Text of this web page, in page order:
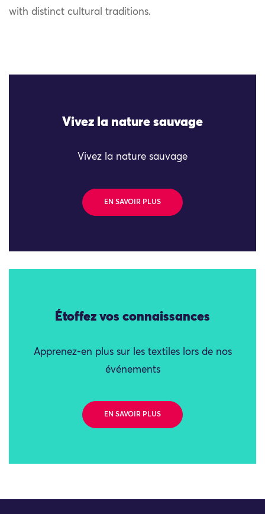
with distinct cultural traditions.
Vivez la nature sauvage
Vivez la nature sauvage
EN SAVOIR PLUS
Étoffez vos connaissances
Apprenez-en plus sur les textiles lors de nos
événements
EN SAVOIR PLUS